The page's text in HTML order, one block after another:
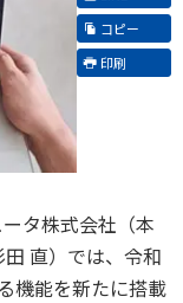
コピー
印刷
タ株式会社（本
直）では、令和
機能を新たに搭載